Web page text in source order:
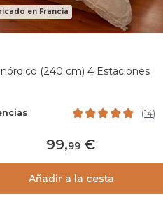
en Francia
(240 cm) 4 Estaciones
(14)
99,99
Añadir a la cesta